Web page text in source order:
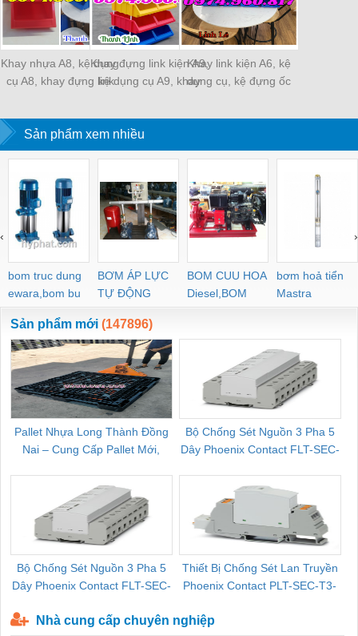
Khay nhựa A8, kệ dụng
cụ A8, khay đựng link
khay nhựa có tắc kê
chống tầng, kệ dụng cụ
đựng ốc vít.
Khay đựng link kiện A9,
kệ dụng cụ A9, khay
dụng cụ xếp tầng, kệ
dụng cụ đựng bulong,
khay nhựa đựng ốc vít.
Khay link kiện A6, kệ
dụng cụ, kệ đựng ốc
Sản phẩm xem nhiều
bom truc dung
ewara,bom bu
ewara
BƠM ÁP LỰC
TỰ ĐỘNG
BOM CUU HOA
Diesel,BOM
CHUA CHAY
bơm hoả tiển
Mastra
‹ ›
Sản phẩm mới (147896)
Pallet Nhựa Long Thành Đồng
Nai – Cung Cấp Pallet Mới,
Bộ Chống Sét Nguồn 3 Pha 5
Dây Phoenix Contact FLT-SEC-
Bộ Chống Sét Nguồn 3 Pha 5
Dây Phoenix Contact FLT-SEC-
Thiết Bị Chống Sét Lan Truyền
Phoenix Contact PLT-SEC-T3-
Nhà cung cấp chuyên nghiệp